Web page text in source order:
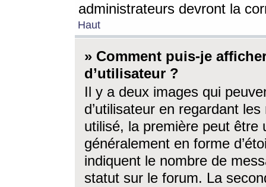
administrateurs devront la
Haut
» Comment puis-je
d’utilisateur ?
Il y a deux images qui
d’utilisateur en regardant
utilisé, la première peut être
généralement en forme
indiquent le nombre de
statut sur le forum. La